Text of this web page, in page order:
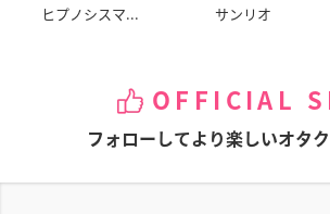
ヒプノシスマ... サンリオ
OFFICIAL
フォローしてより楽しいオタク